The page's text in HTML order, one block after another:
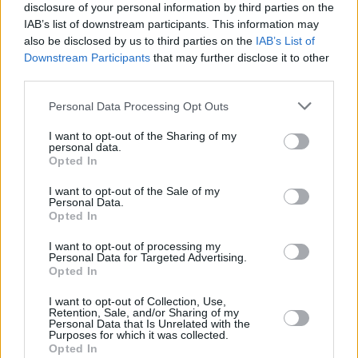
disclosure of your personal information by third parties on the
IAB’s list of downstream participants. This information may
also be disclosed by us to third parties on the IAB’s List of
Downstream Participants that may further disclose it to other
Personal Data Processing Opt Outs
I want to opt-out of the Sharing of my
personal data.
Opted In
I want to opt-out of the Sale of my
Personal Data.
Opted In
I want to opt-out of processing my
Personal Data for Targeted Advertising.
Opted In
I want to opt-out of Collection, Use,
Retention, Sale, and/or Sharing of my
Personal Data that Is Unrelated with the
Purposes for which it was collected.
Opted In
57.32 και ήταν 3η στη γενική κατάταξη στο αγώνισμα.